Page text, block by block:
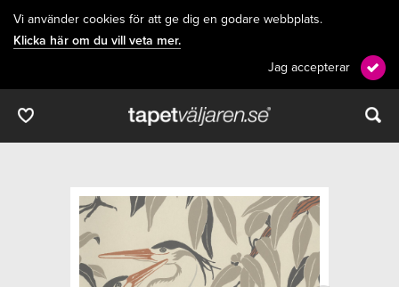
Vi använder cookies för att ge dig en godare webbplats.
Klicka här om du vill veta mer.
Jag accepterar